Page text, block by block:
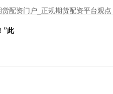
配资门户_正规期货配资平台观点
”此